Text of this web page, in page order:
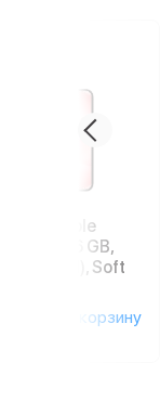
Apple
17e 256 GB,
(eSIM), Soft
в корзину